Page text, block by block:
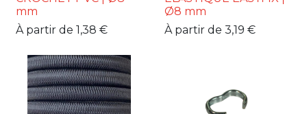
mm
À partir de 1,38 €
Ø8 mm
À partir de 3,19 €